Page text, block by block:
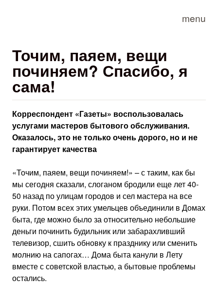
menu
Точим, паяем, вещи
починяем? Спасибо, я
сама!
Корреспондент «Газеты» воспользовалась
услугами мастеров бытового обслуживания.
Оказалось, это не только очень дорого, но и не
гарантирует качества
«Точим, паяем, вещи починяем!» – с таким, как бы
мы сегодня сказали, слоганом бродили еще лет 40-
50 назад по улицам городов и сел мастера на все
руки. Потом всех этих умельцев объединили в Домах
быта, где можно было за относительно небольшие
деньги починить будильник или забарахливший
телевизор, сшить обновку к празднику или сменить
молнию на сапогах… Дома быта канули в Лету
вместе с советской властью, а бытовые проблемы
остались.